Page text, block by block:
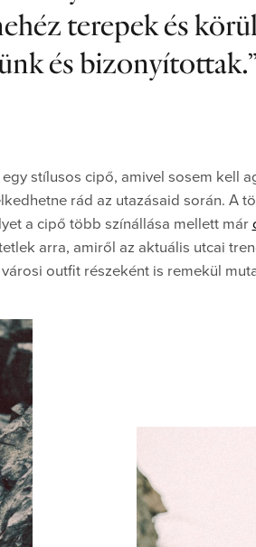
terepek és
és bizonyítottak.
stílusos cipő, amivel sosem kell
rád az utazásaid során. A
a cipő több színállása mellett már
arra, amiről az aktuális utcai
outfit részeként is remekül